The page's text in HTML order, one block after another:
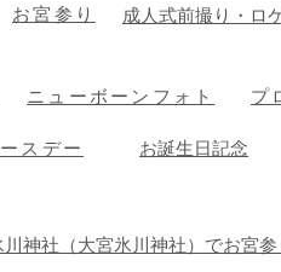
お宮参り 成人式前撮り・ロ
ニューボーンフォト プ
スデー ​お誕生日記念
神社（大宮氷川神社）でお宮参